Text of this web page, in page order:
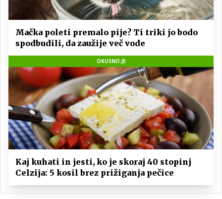
Mačka poleti premalo pije? Ti triki jo bodo
spodbudili, da zaužije več vode
OKUSNO.JE
Kaj kuhati in jesti, ko je skoraj 40 stopinj
Celzija: 5 kosil brez prižiganja pečice